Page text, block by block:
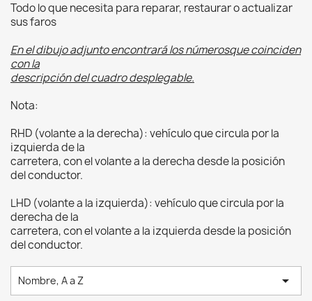
Todo lo que necesita para reparar, restaurar o actualizar
sus faros
En el dibujo adjunto encontrará los númerosque coinciden
con la
descripción del cuadro desplegable.
Nota:
RHD (volante a la derecha): vehículo que circula por la
izquierda de la
carretera, con el volante a la derecha desde la posición
del conductor.
LHD (volante a la izquierda): vehículo que circula por la
derecha de la
carretera, con el volante a la izquierda desde la posición
del conductor.
Nombre, A a Z 